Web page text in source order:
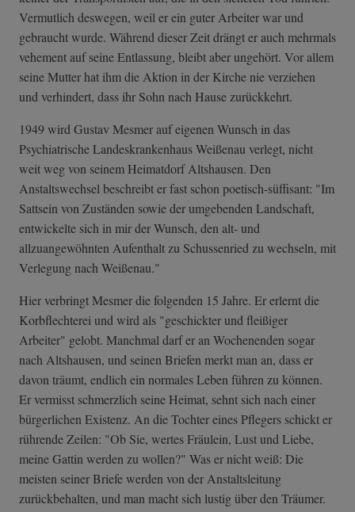
Vermutlich deswegen, weil er ein guter Arbeiter war und
gebraucht wurde. Während dieser Zeit drängt er auch mehrmals
vehement auf seine Entlassung, bleibt aber ungehört. Vor allem
seine Mutter hat ihm die Aktion in der Kirche nie verziehen
und verhindert, dass ihr Sohn nach Hause zurückkehrt.
1949 wird Gustav Mesmer auf eigenen Wunsch in das
Psychiatrische Landeskrankenhaus Weißenau verlegt, nicht
weit weg von seinem Heimatdorf Altshausen. Den
Anstaltswechsel beschreibt er fast schon poetisch-süffisant: "Im
Sattsein von Zuständen sowie der umgebenden Landschaft,
entwickelte sich in mir der Wunsch, den alt- und
allzuangewöhnten Aufenthalt zu Schussenried zu wechseln, mit
Verlegung nach Weißenau."
Hier verbringt Mesmer die folgenden 15 Jahre. Er erlernt die
Korbflechterei und wird als "geschickter und fleißiger
Arbeiter" gelobt. Manchmal darf er an Wochenenden sogar
nach Altshausen, und seinen Briefen merkt man an, dass er
davon träumt, endlich ein normales Leben führen zu können.
Er vermisst schmerzlich seine Heimat, sehnt sich nach einer
bürgerlichen Existenz. An die Tochter eines Pflegers schickt er
rührende Zeilen: "Ob Sie, wertes Fräulein, Lust und Liebe,
meine Gattin werden zu wollen?" Was er nicht weiß: Die
meisten seiner Briefe werden von der Anstaltsleitung
zurückbehalten, und man macht sich lustig über den Träumer.